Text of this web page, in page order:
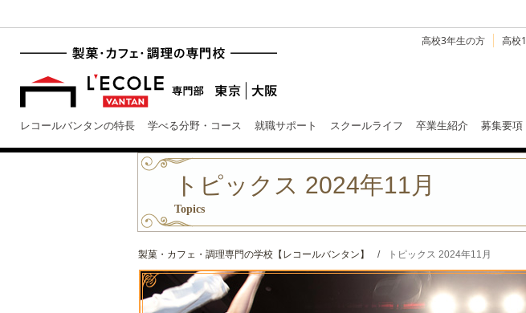
高校3年生の方 高校
レコールバンタンの特長 学べる分野・コース 就職サポート スクールライフ 卒業生紹介 募集要項
トピックス 2024年11月
Topics
製菓・カフェ・調理専門の学校【レコールバンタン】 / トピックス 2024年11月